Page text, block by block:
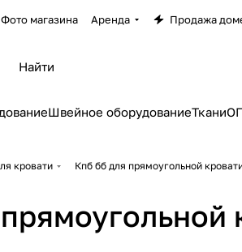
Фото магазина Аренда Продажа
Швейное оборудованиеТкани
кровати Кпб бб для прямоугольной